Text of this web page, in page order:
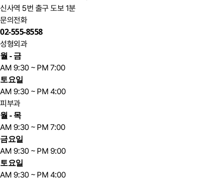
신사역 5번 출구 도보 1분
문의전화
02-555-8558
성형외과
월 - 금
AM 9:30 ~ PM 7:00
토요일
AM 9:30 ~ PM 4:00
피부과
월 - 목
AM 9:30 ~ PM 7:00
금요일
AM 9:30 ~ PM 9:00
토요일
AM 9:30 ~ PM 4:00